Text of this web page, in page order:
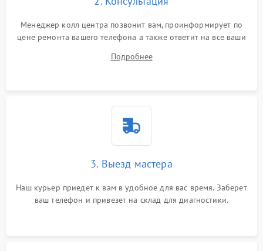
Менеджер колл центра позвонит вам, проинформирует по
цене ремонта вашего телефона а также ответит на все ваши
Подробнее
3. Выезд мастера
Наш курьер приедет к вам в удобное для вас время. Заберет
ваш телефон и привезет на склад для диагностики.